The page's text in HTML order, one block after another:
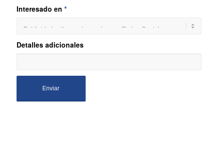
Interesado en *
Detalles adicionales